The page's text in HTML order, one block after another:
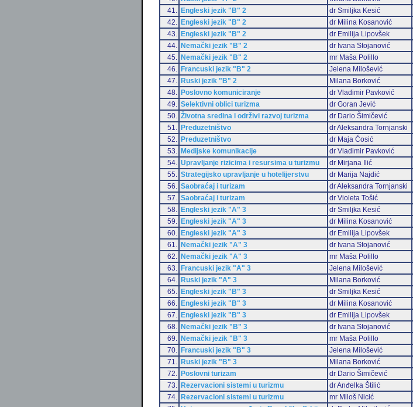
41.
Engleski jezik "B" 2 dr Smiljka Kesić
42.
Engleski jezik "B" 2 dr Milina Kosanović
43.
Engleski jezik "B" 2 dr Emilija Lipovšek
44.
Nemački jezik "B" 2 dr Ivana Stojanović
45.
Nemački jezik "B" 2 mr Maša Polillo
46.
Francuski jezik "B" 2 Jelena Milošević
47.
Ruski jezik "B" 2 Milana Borković
48.
Poslovno komuniciranje dr Vladimir Pavković
49.
Selektivni oblici turizma dr Goran Jević
50.
Životna sredina i održivi razvoj turizma dr Dario Šimičević
51.
Preduzetništvo dr Aleksandra Tornjanski
52.
Preduzetništvo dr Maja Ćosić
53.
Medijske komunikacije dr Vladimir Pavković
54.
Upravljanje rizicima i resursima u turizmu dr Mirjana Ilić
55.
Strategijsko upravljanje u hotelijerstvu dr Marija Najdić
56.
Saobraćaj i turizam dr Aleksandra Tornjanski
57.
Saobraćaj i turizam dr Violeta Tošić
58.
Engleski jezik "A" 3 dr Smiljka Kesić
59.
Engleski jezik "A" 3 dr Milina Kosanović
60.
Engleski jezik "A" 3 dr Emilija Lipovšek
61.
Nemački jezik "A" 3 dr Ivana Stojanović
62.
Nemački jezik "A" 3 mr Maša Polillo
63.
Francuski jezik "A" 3 Jelena Milošević
64.
Ruski jezik "A" 3 Milana Borković
65.
Engleski jezik "B" 3 dr Smiljka Kesić
66.
Engleski jezik "B" 3 dr Milina Kosanović
67.
Engleski jezik "B" 3 dr Emilija Lipovšek
68.
Nemački jezik "B" 3 dr Ivana Stojanović
69.
Nemački jezik "B" 3 mr Maša Polillo
70.
Francuski jezik "B" 3 Jelena Milošević
71.
Ruski jezik "B" 3 Milana Borković
72.
Poslovni turizam dr Dario Šimičević
73.
Rezervacioni sistemi u turizmu dr Anđelka Štilić
74.
Rezervacioni sistemi u turizmu mr Miloš Nicić